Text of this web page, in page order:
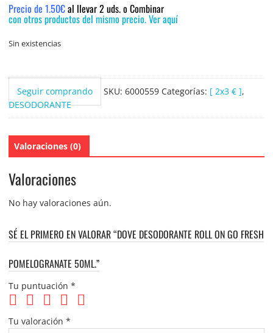
Precio de 1.50€al llevar 2 uds. o Combinar
con otros productos del mismo precio. Ver aquí
Sin existencias
Seguir comprando SKU: 6000559 Categorías: [ 2x3 € ],
DESODORANTE
Valoraciones (0)
Valoraciones
No hay valoraciones aún.
SÉ EL PRIMERO EN VALORAR “DOVE DESODORANTE ROLL ON GO FRESH
POMELOGRANATE 50ML.”
Tu puntuación *
Tu valoración *